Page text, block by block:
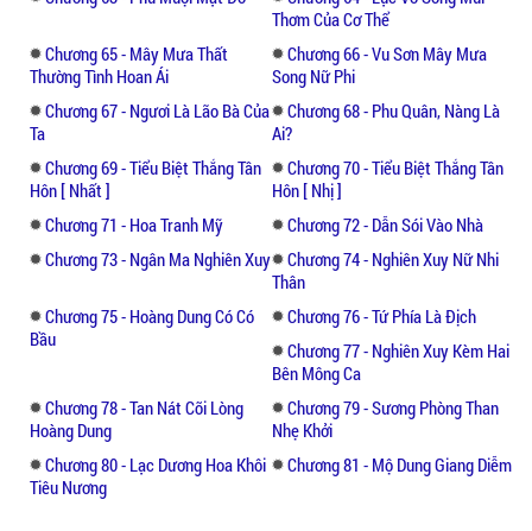
Thơm Của Cơ Thể
Chương 65 - Mây Mưa Thất
Thường Tình Hoan Ái
Chương 66 - Vu Sơn Mây Mưa
Song Nữ Phi
Chương 67 - Ngươi Là Lão Bà Của
Ta
Chương 68 - Phu Quân, Nàng Là
Ai?
Chương 69 - Tiểu Biệt Thắng Tân
Hôn [ Nhất ]
Chương 70 - Tiểu Biệt Thắng Tân
Hôn [ Nhị ]
Chương 71 - Hoa Tranh Mỹ
Chương 72 - Dẫn Sói Vào Nhà
Chương 73 - Ngân Ma Nghiên Xuy
Chương 74 - Nghiên Xuy Nữ Nhi
Thân
Chương 75 - Hoàng Dung Có Có
Bầu
Chương 76 - Tứ Phía Là Địch
Chương 77 - Nghiên Xuy Kèm Hai
Bên Mông Ca
Chương 78 - Tan Nát Cõi Lòng
Hoàng Dung
Chương 79 - Sương Phòng Than
Nhẹ Khởi
Chương 80 - Lạc Dương Hoa Khôi
Tiêu Nương
Chương 81 - Mộ Dung Giang Diễm